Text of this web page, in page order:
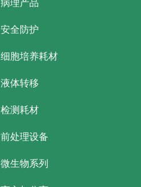
病理产品
安全防护
细胞培养耗材
液体转移
检测耗材
前处理设备
微生物系列